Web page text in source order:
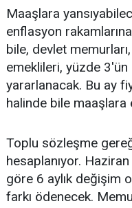
Maaşlara
enflasyon
bile, devlet
emeklileri, yüzde
yararlanacak. Bu ay
halinde bile maaşlara
Toplu sözleşme
hesaplanıyor.
göre 6 aylık değişim
farkı ödenecek.